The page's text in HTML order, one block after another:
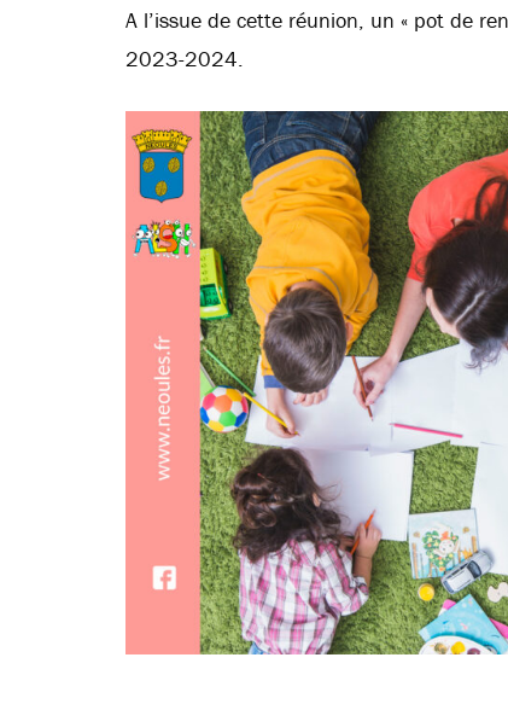
A l’issue de cette réunion, un « pot de
2023-2024.